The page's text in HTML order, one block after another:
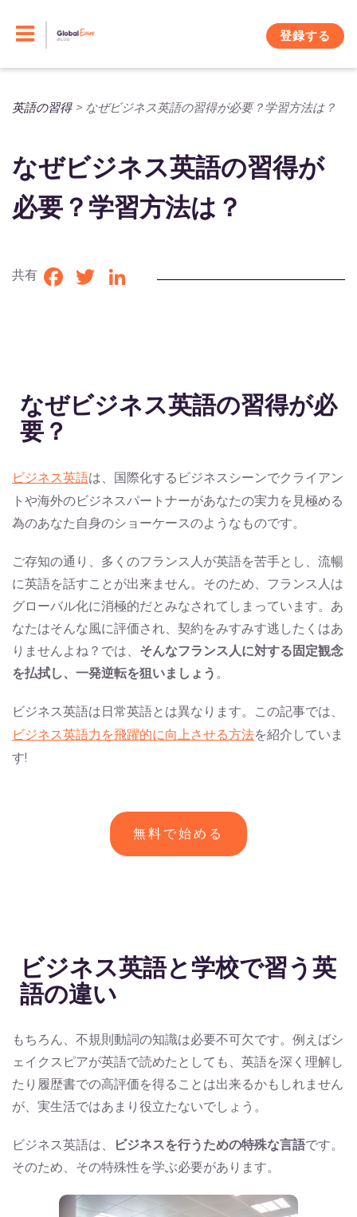
登録する
英語の習得> なぜビジネス英語の習得が必要？学習方法は？
なぜビジネス英語の習得が
必要？学習方法は？
共有 Facebook
TwitterLinkedIn
なぜビジネス英語の習得が必
要？
ビジネス英語は、国際化するビジネスシーンでクライアン
トや海外のビジネスパートナーがあなたの実力を見極める
為のあなた自身のショーケースのようなものです。
ご存知の通り、多くのフランス人が英語を苦手とし、流暢
に英語を話すことが出来ません。そのため、フランス人は
グローバル化に消極的だとみなされてしまっています。あ
なたはそんな風に評価され、契約をみすみす逃したくはあ
りませんよね？では、 そんなフランス人に対する固定観念
を払拭し、一発逆転を狙いましょう 。
ビジネス英語は日常英語とは異なります。この記事では、
ビジネス英語力を飛躍的に向上させる方法を紹介していま
す!
無料で始める
ビジネス英語と学校で習う英
語の違い
もちろん、不規則動詞の知識は必要不可欠です。例えばシ
ェイクスピアが英語で読めたとしても、英語を深く理解し
たり履歴書での高評価を得ることは出来るかもしれません
が、実生活ではあまり役立たないでしょう。
ビジネス英語は、 ビジネスを行うための特殊な言語です。
そのため、その特殊性を学ぶ必要があります。